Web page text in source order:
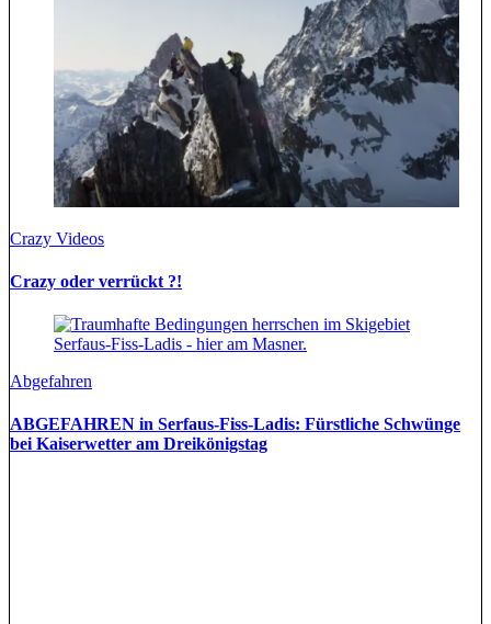
Crazy Videos
Crazy oder verrückt ?!
Abgefahren
ABGEFAHREN in Serfaus-Fiss-Ladis: Fürstliche Schwünge
bei Kaiserwetter am Dreikönigstag